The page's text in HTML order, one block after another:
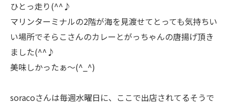
ひとっ走り(^^♪
マリンターミナルの2階が海を見渡せてとっても気持ちい
い場所でそらこさんのカレーとがっちゃんの唐揚げ頂き
ました(^^♪
美味しかったぁ～(^_^)
soracoさんは毎週水曜日に、ここで出店されてるそうで